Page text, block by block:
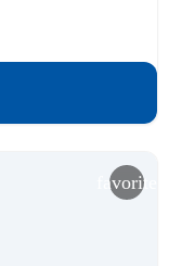
favorite